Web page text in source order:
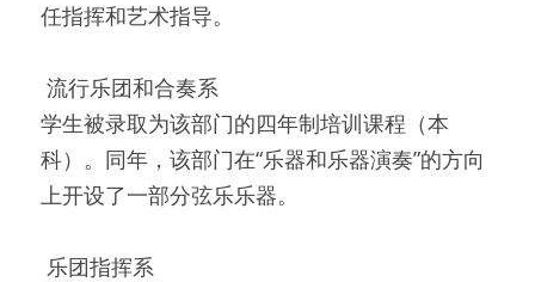
任指挥和艺术指导。
流行乐团和合奏系
学生被录取为该部门的四年制培训课程（本
科）。同年，该部门在“乐器和乐器演奏”的方向
上开设了一部分弦乐乐器。
乐团指挥系